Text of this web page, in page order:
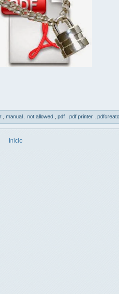
manual not allowed pdf pdf printer
Inicio